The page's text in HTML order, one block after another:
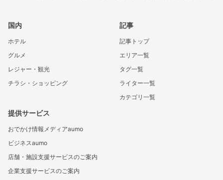
国内
ホテル
グルメ
レジャー・観光
チラシ・ショッピング
記事
記事トップ
エリア一覧
タグ一覧
ライター一覧
カテゴリ一覧
提供サービス
おでかけ情報メディアaumo
ビジネスaumo
店舗・施設支援サービスのご案内
企業支援サービスのご案内